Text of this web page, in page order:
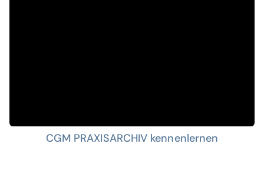
CGM PRAXISARCHIV kennenlernen